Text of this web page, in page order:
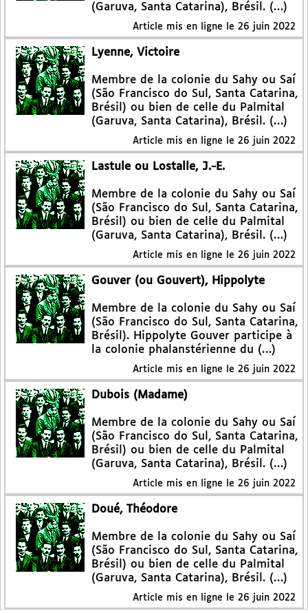
(Garuva, Santa Catarina), Brésil. (…)
Article mis en ligne le 26 juin 2022
Lyenne, Victoire
Membre de la colonie du Sahy ou Saí
(São Francisco do Sul, Santa Catarina,
Brésil) ou bien de celle du Palmital
(Garuva, Santa Catarina), Brésil. (…)
Article mis en ligne le 26 juin 2022
Lastule ou Lostalle, J.-E.
Membre de la colonie du Sahy ou Saí
(São Francisco do Sul, Santa Catarina,
Brésil) ou bien de celle du Palmital
(Garuva, Santa Catarina), Brésil. (…)
Article mis en ligne le 26 juin 2022
Gouver (ou Gouvert), Hippolyte
Membre de la colonie du Sahy ou Saí
(São Francisco do Sul, Santa Catarina,
Brésil). Hippolyte Gouver participe à
la colonie phalanstérienne du (…)
Article mis en ligne le 26 juin 2022
Dubois (Madame)
Membre de la colonie du Sahy ou Saí
(São Francisco do Sul, Santa Catarina,
Brésil) ou bien de celle du Palmital
(Garuva, Santa Catarina), Brésil. (…)
Article mis en ligne le 26 juin 2022
Doué, Théodore
Membre de la colonie du Sahy ou Saí
(São Francisco do Sul, Santa Catarina,
Brésil) ou bien de celle du Palmital
(Garuva, Santa Catarina), Brésil. (…)
Article mis en ligne le 26 juin 2022